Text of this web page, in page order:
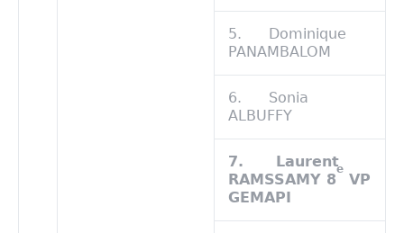
5. Dominique
PANAMBALOM
6. Sonia
ALBUFFY
7.
Laurent
RAMSSAMY 8
e
VP
GEMAPI